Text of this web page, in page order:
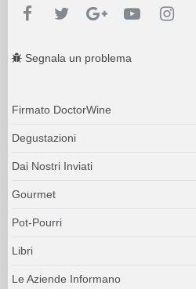
Segnala un problema
Firmato DoctorWine
Degustazioni
Dai Nostri Inviati
Gourmet
Pot-Pourri
Libri
Le Aziende Informano